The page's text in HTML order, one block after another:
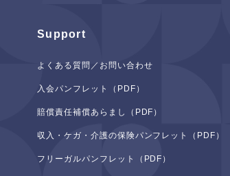
Support
よくある質問／お問い合わせ
入会パンフレット（PDF）
賠償責任補償あらまし（PDF）
収入・ケガ・介護の保険パンフレット（PDF）
フリーガルパンフレット（PDF）